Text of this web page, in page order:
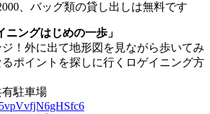
、バッグ類の貸し出しは無料です
ニングはじめの一歩」
！外に出て地形図を見ながら歩いてみ
ポイントを探しに行くロゲイニング方
有駐車場